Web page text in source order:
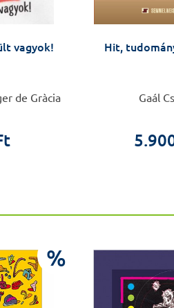
vagyok!
de Gràcia
Hit,
Gaál
%